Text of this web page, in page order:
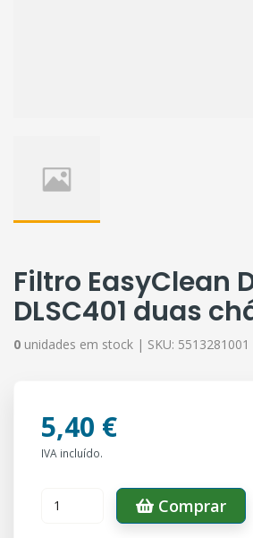
Filtro EasyClean
DLSC401 duas
0 unidades em stock | SKU: 5513281001
5,40 €
IVA incluído.
Comprar